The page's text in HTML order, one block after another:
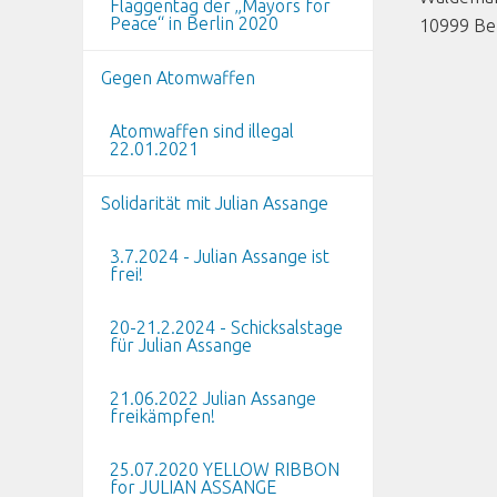
10999
Flaggentag der „Mayors for
Peace“ in Berlin 2020
Gegen Atomwaffen
Atomwaffen sind illegal
22.01.2021
Solidarität mit Julian Assange
3.7.2024 - Julian Assange ist
frei!
20-21.2.2024 - Schicksalstage
für Julian Assange
21.06.2022 Julian Assange
freikämpfen!
25.07.2020 YELLOW RIBBON
for JULIAN ASSANGE